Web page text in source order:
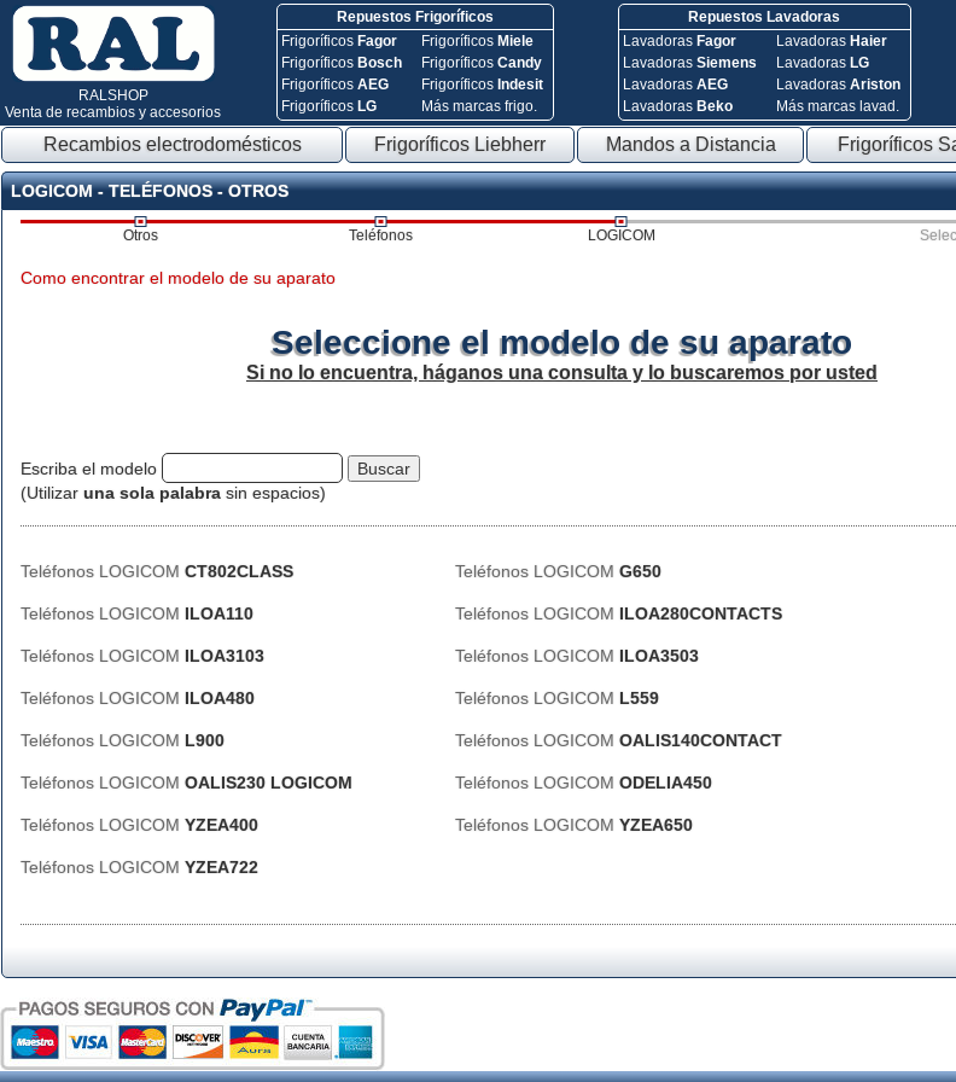
RALSHOP
Venta de recambios y accesorios
Repuestos Frigoríficos
Frigoríficos Fagor
Frigoríficos Bosch
FrigoríficosAEG
Frigoríficos LG
Frigoríficos Miele
FrigoríficosCandy
Frigoríficos Indesit
Más marcas frigo.
Repuestos Lavadoras
Lavadoras Fagor
Lavadoras Siemens
Lavadoras AEG
Lavadoras Beko
Lavadoras Haier
Lavadoras LG
Lavadoras Ariston
Más marcas lavad.
Recambios electrodomésticos Frigoríficos Liebherr Mandos a Distancia Frigoríficos
LOGICOM - TELÉFONOS - OTROS
Otros Teléfonos LOGICOM
Como encontrar el modelo de su aparato
Seleccione el modelo de su aparato
Si no lo encuentra, háganos una consulta y lo buscaremos por usted
Escriba el modelo
(Utilizar una sola palabra sin espacios)
Teléfonos LOGICOM CT802CLASS Teléfonos LOGICOM G650
Teléfonos LOGICOM ILOA110 Teléfonos LOGICOM ILOA280CONTACTS
Teléfonos LOGICOM ILOA3103 Teléfonos LOGICOM ILOA3503
Teléfonos LOGICOM ILOA480 Teléfonos LOGICOM L559
Teléfonos LOGICOM L900 Teléfonos LOGICOM OALIS140CONTACT
Teléfonos LOGICOM OALIS230 LOGICOM Teléfonos LOGICOM ODELIA450
Teléfonos LOGICOM YZEA400 Teléfonos LOGICOM YZEA650
Teléfonos LOGICOM YZEA722